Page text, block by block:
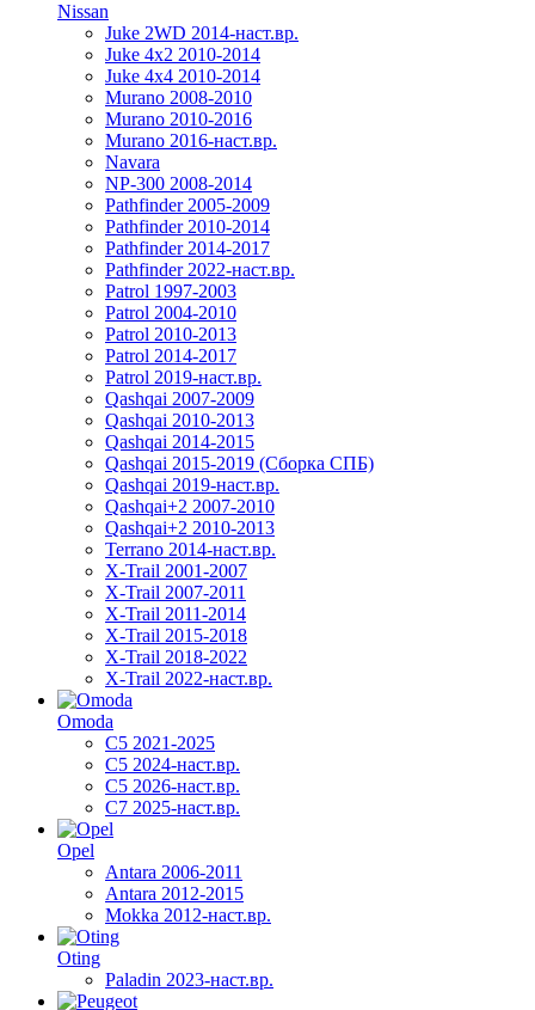
Nissan
Juke 2WD 2014-наст.вр.
Juke 4x2 2010-2014
Juke 4x4 2010-2014
Murano 2008-2010
Murano 2010-2016
Murano 2016-наст.вр.
Navara
NP-300 2008-2014
Pathfinder 2005-2009
Pathfinder 2010-2014
Pathfinder 2014-2017
Pathfinder 2022-наст.вр.
Patrol 1997-2003
Patrol 2004-2010
Patrol 2010-2013
Patrol 2014-2017
Patrol 2019-наст.вр.
Qashqai 2007-2009
Qashqai 2010-2013
Qashqai 2014-2015
Qashqai 2015-2019 (Сборка СПБ)
Qashqai 2019-наст.вр.
Qashqai+2 2007-2010
Qashqai+2 2010-2013
Terrano 2014-наст.вр.
X-Trail 2001-2007
X-Trail 2007-2011
X-Trail 2011-2014
X-Trail 2015-2018
X-Trail 2018-2022
X-Trail 2022-наст.вр.
Omoda
C5 2021-2025
C5 2024-наст.вр.
C5 2026-наст.вр.
C7 2025-наст.вр.
Opel
Antara 2006-2011
Antara 2012-2015
Mokka 2012-наст.вр.
Oting
Paladin 2023-наст.вр.